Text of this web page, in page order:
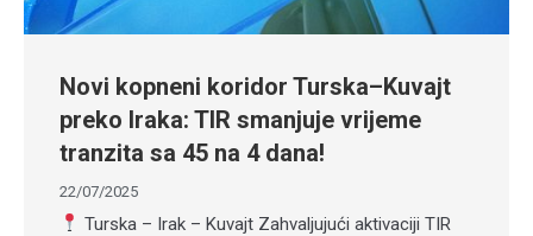
Novi kopneni koridor Turska–Kuvajt
preko Iraka: TIR smanjuje vrijeme
tranzita sa 45 na 4 dana!
22/07/2025
Turska – Irak – Kuvajt Zahvaljujući aktivaciji TIR